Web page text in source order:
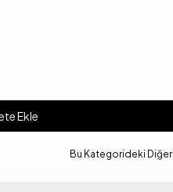
Ekle
Bu Kategorideki Diğer